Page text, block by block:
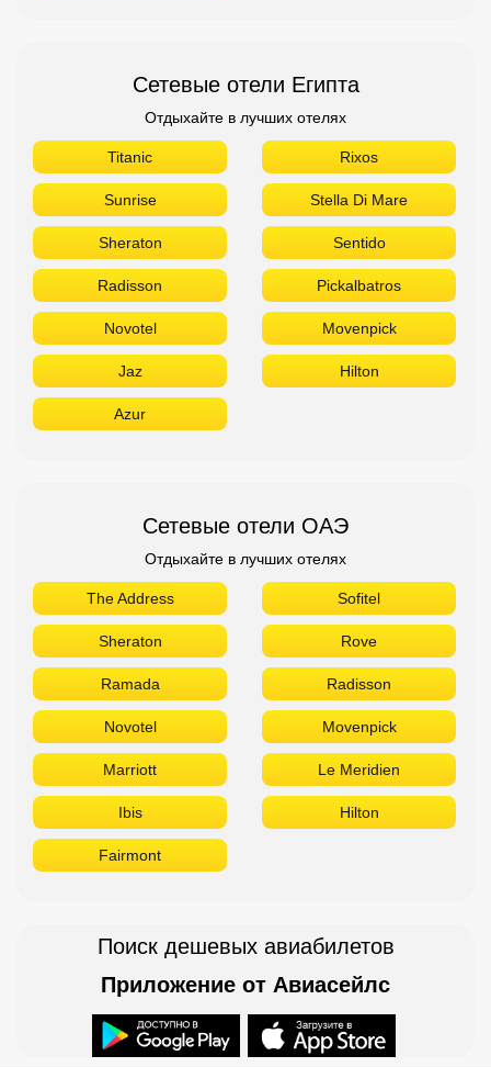
Сетевые отели Египта
Отдыхайте в лучших отелях
Titanic Rixos
Sunrise Stella Di Mare
Sheraton Sentido
Radisson Pickalbatros
Novotel Movenpick
Jaz Hilton
Azur
Сетевые отели ОАЭ
Отдыхайте в лучших отелях
The Address Sofitel
Sheraton Rove
Ramada Radisson
Novotel Movenpick
Marriott Le Meridien
Ibis Hilton
Fairmont
Поиск дешевых авиабилетов
Приложение от Авиасейлс